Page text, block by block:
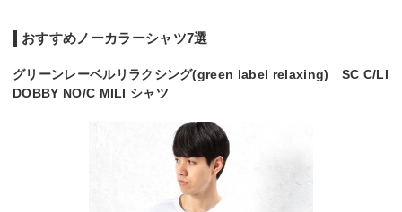
おすすめノーカラーシャツ7選
グリーンレーベルリラクシング(green label relaxing) SC C/LI
DOBBY NO/C MILI シャツ